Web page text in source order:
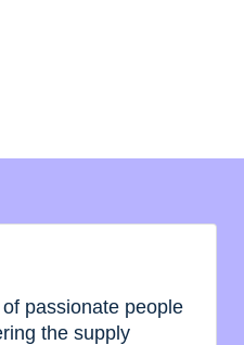
passionate people
the supply